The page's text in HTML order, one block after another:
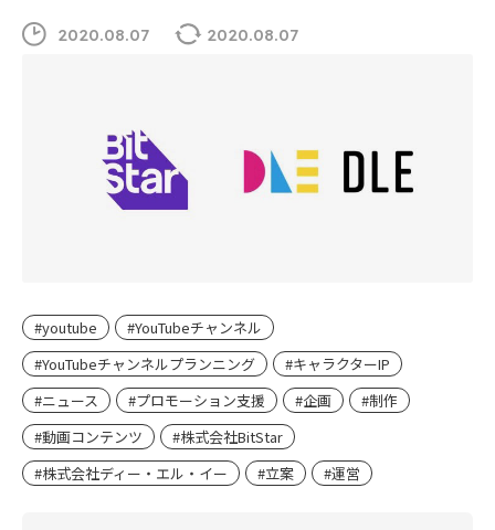
2020.08.07 2020.08.07
#youtube
#YouTubeチャンネル
#YouTubeチャンネルプランニング
#キャラクターIP
#ニュース
#プロモーション支援 #企画
#制作
#動画コンテンツ
#株式会社BitStar
#株式会社ディー・エル・イー
#立案 #運営